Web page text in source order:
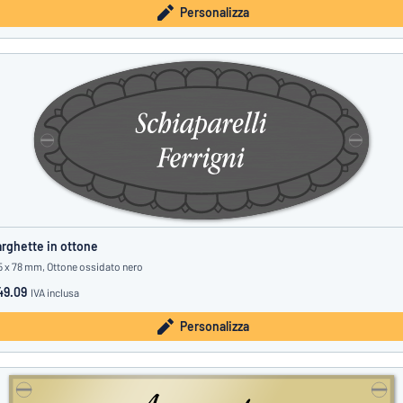
Personalizza
in ottone
x 78 mm, Ottone ossidato nero
IVA inclusa
Personalizza